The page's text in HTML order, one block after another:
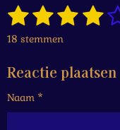
o
k
r
m
R
a
t
n
:
4
1
s
t
e
r
2
s
e
r
3
s
e
r
4
e
r
5
e
r
18 stemmen
Reactie plaatsen
Naam *